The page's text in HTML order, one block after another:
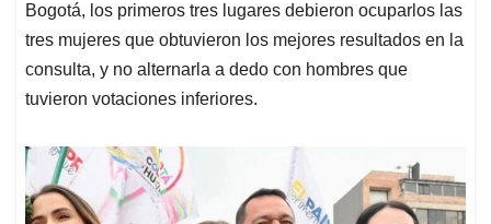
Bogotá, los primeros tres lugares debieron ocuparlos las
tres mujeres que obtuvieron los mejores resultados en la
consulta, y no alternarla a dedo con hombres que
tuvieron votaciones inferiores.